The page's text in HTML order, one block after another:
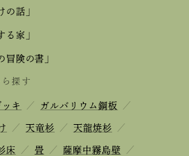
の話」
る家」
冒険の書」
探す
キ ／ ガルバリウム鋼板 ／
／ 天竜杉 ／ 天龍焼杉 ／
床 ／ 畳 ／ 薩摩中霧島壁 ／